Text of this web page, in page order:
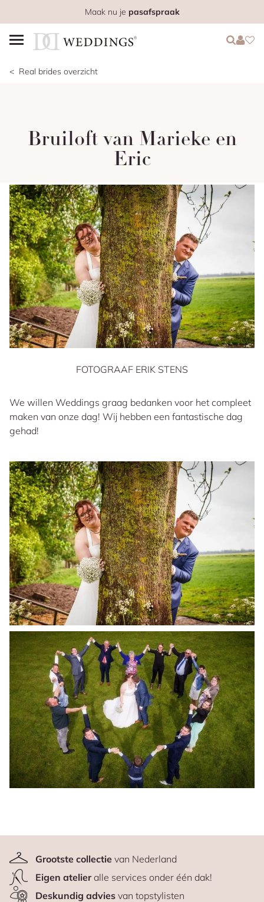
Maak nu je pasafspraak
Login
Login
Real brides overzicht
Bruiloft van Marieke en
Eric
FOTOGRAAF ERIK STENS
We willen Weddings graag bedanken voor het compleet
maken van onze dag! Wij hebben een fantastische dag
gehad!
Grootste collectievan Nederland
Eigen atelieralle services onder één dak!
Deskundig adviesvan topstylisten